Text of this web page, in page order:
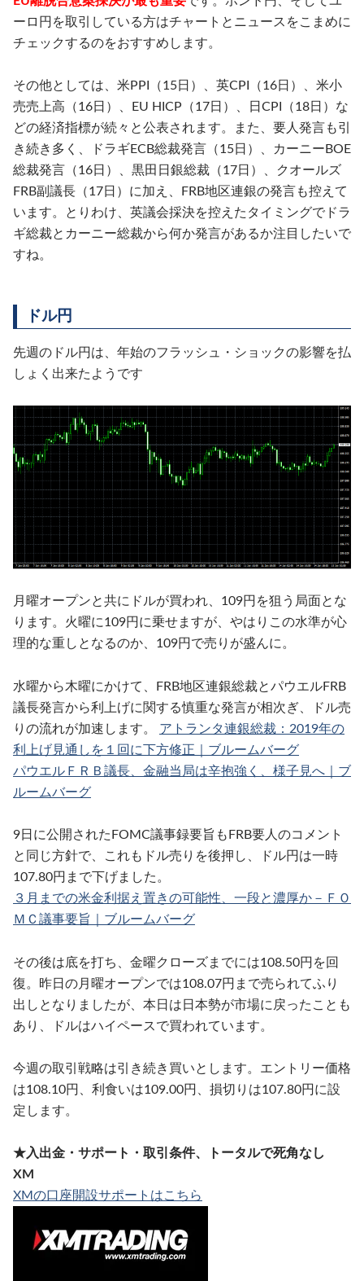
ーロ円を取引している方はチャートとニュースをこまめに
チェックするのをおすすめします。
その他としては、米PPI（15日）、英CPI（16日）、米小
売売上高（16日）、EU HICP（17日）、日CPI（18日）な
どの経済指標が続々と公表されます。また、要人発言も引
き続き多く、ドラギECB総裁発言（15日）、カーニーBOE
総裁発言（16日）、黒田日銀総裁（17日）、クオールズ
FRB副議長（17日）に加え、FRB地区連銀の発言も控えて
います。とりわけ、英議会採決を控えたタイミングでドラ
ギ総裁とカーニー総裁から何か発言があるか注目したいで
すね。
ドル円
先週のドル円は、年始のフラッシュ・ショックの影響を払
しょく出来たようです
月曜オープンと共にドルが買われ、109円を狙う局面とな
ります。火曜に109円に乗せますが、やはりこの水準が心
理的な重しとなるのか、109円で売りが盛んに。
水曜から木曜にかけて、FRB地区連銀総裁とパウエルFRB
議長発言から利上げに関する慎重な発言が相次ぎ、ドル売
りの流れが加速します。 アトランタ連銀総裁：2019年の
利上げ見通しを１回に下方修正｜ブルームバーグ
パウエルＦＲＢ議長、金融当局は辛抱強く、様子見へ｜ブ
ルームバーグ
9日に公開されたFOMC議事録要旨もFRB要人のコメント
と同じ方針で、これもドル売りを後押し、ドル円は一時
107.80円まで下げました。
３月までの米金利据え置きの可能性、一段と濃厚か－ＦＯ
ＭＣ議事要旨｜ブルームバーグ
その後は底を打ち、金曜クローズまでには108.50円を回
復。昨日の月曜オープンでは108.07円まで売られてふり
出しとなりましたが、本日は日本勢が市場に戻ったことも
あり、ドルはハイペースで買われています。
今週の取引戦略は引き続き買いとします。エントリー価格
は108.10円、利食いは109.00円、損切りは107.80円に設
定します。
★入出金・サポート・取引条件、トータルで死角なし
XM
XMの口座開設サポートはこちら